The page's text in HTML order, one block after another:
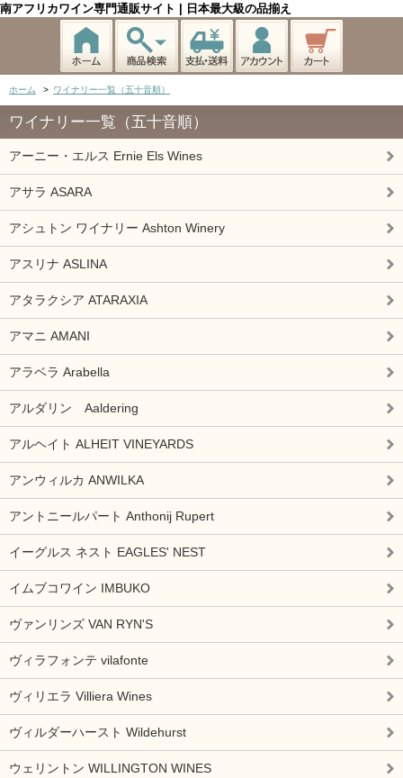
南アフリカワイン専門通販サイト | 日本最大級の品揃え
ホーム > ワイナリー一覧（五十音順）
ワイナリー一覧（五十音順）
アーニー・エルス Ernie Els Wines
アサラ ASARA
アシュトン ワイナリー Ashton Winery
アスリナ ASLINA
アタラクシア ATARAXIA
アマニ AMANI
アラベラ Arabella
アルダリン Aaldering
アルヘイト ALHEIT VINEYARDS
アンウィルカ ANWILKA
アントニールパート Anthonij Rupert
イーグルス ネスト EAGLES' NEST
イムブコワイン IMBUKO
ヴァンリンズ VAN RYN'S
ヴィラフォンテ vilafonte
ヴィリエラ Villiera Wines
ヴィルダーハースト Wildehurst
ウェリントン WILLINGTON WINES